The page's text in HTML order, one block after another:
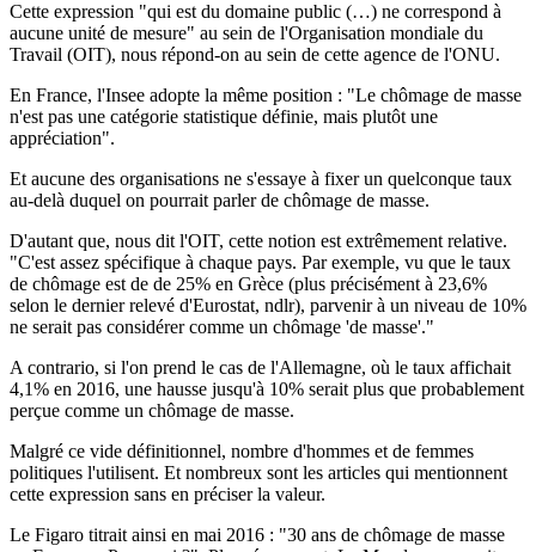
Cette expression "qui est du domaine public (…) ne correspond à
aucune unité de mesure" au sein de l'Organisation mondiale du
Travail (OIT), nous répond-on au sein de cette agence de l'ONU.
En France, l'Insee adopte la même position : "Le chômage de masse
n'est pas une catégorie statistique définie, mais plutôt une
appréciation".
Et aucune des organisations ne s'essaye à fixer un quelconque taux
au-delà duquel on pourrait parler de chômage de masse.
D'autant que, nous dit l'OIT, cette notion est extrêmement relative.
"C'est assez spécifique à chaque pays. Par exemple, vu que le taux
de chômage est de de 25% en Grèce (plus précisément à 23,6%
selon le dernier relevé d'Eurostat, ndlr), parvenir à un niveau de 10%
ne serait pas considérer comme un chômage 'de masse'."
A contrario, si l'on prend le cas de l'Allemagne, où le taux affichait
4,1% en 2016, une hausse jusqu'à 10% serait plus que probablement
perçue comme un chômage de masse.
Malgré ce vide définitionnel, nombre d'hommes et de femmes
politiques l'utilisent. Et nombreux sont les articles qui mentionnent
cette expression sans en préciser la valeur.
Le Figaro titrait ainsi en mai 2016 : "30 ans de chômage de masse